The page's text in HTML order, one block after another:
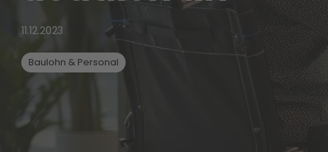
11.12.2023
Baulohn & Personal